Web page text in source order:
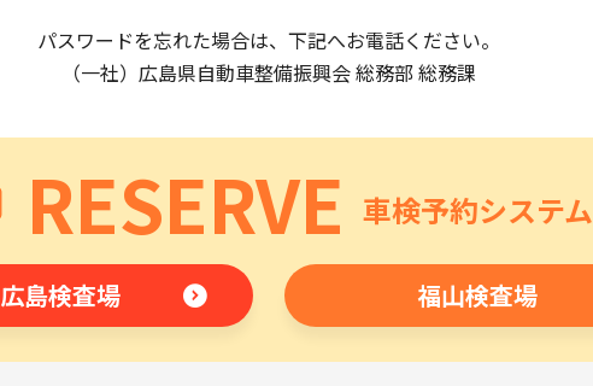
パスワードを忘れた場合は、下記へお電話ください。
（一社）広島県自動車整備振興会 総務部 総務課
RESERVE 車検予約システム
広島検査場 福山検査場